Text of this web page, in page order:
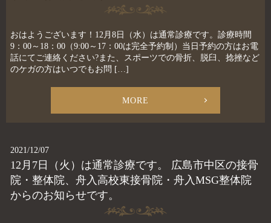
おはようございます！12月8日（水）は通常診療です。診療時間
9：00～18：00（9:00～17：00は完全予約制）当日予約の方はお電
話にてご連絡ください?また、スポーツでの骨折、脱臼、捻挫など
のケガの方はいつでもお問 […]
MORE
2021/12/07
12月7日（火）は通常診療です。 広島市中区の接骨
院・整体院、舟入高校東接骨院・舟入MSG整体院
からのお知らせです。